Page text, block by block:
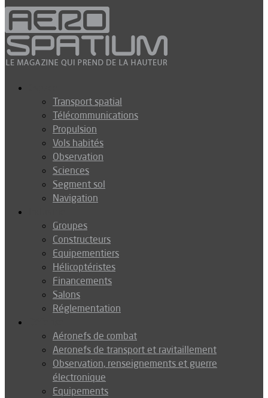
Transport spatial
Télécommunications
Propulsion
Vols habités
Observation
Sciences
Segment sol
Navigation
Groupes
Constructeurs
Equipementiers
Hélicoptéristes
Financements
Salons
Réglementation
Aéronefs de combat
Aeronefs de transport et ravitaillement
Observation, renseignements et guerre
électronique
Equipements